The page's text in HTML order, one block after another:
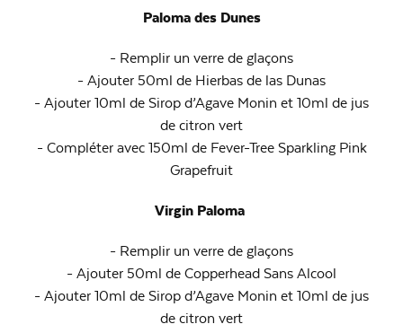
Paloma des Dunes
- Remplir un verre de glaçons
- Ajouter 50ml de Hierbas de las Dunas
- Ajouter 10ml de Sirop d’Agave Monin et 10ml de jus
de citron vert
- Compléter avec 150ml de Fever-Tree Sparkling Pink
Grapefruit
Virgin Paloma
- Remplir un verre de glaçons
- Ajouter 50ml de Copperhead Sans Alcool
- Ajouter 10ml de Sirop d’Agave Monin et 10ml de jus
de citron vert